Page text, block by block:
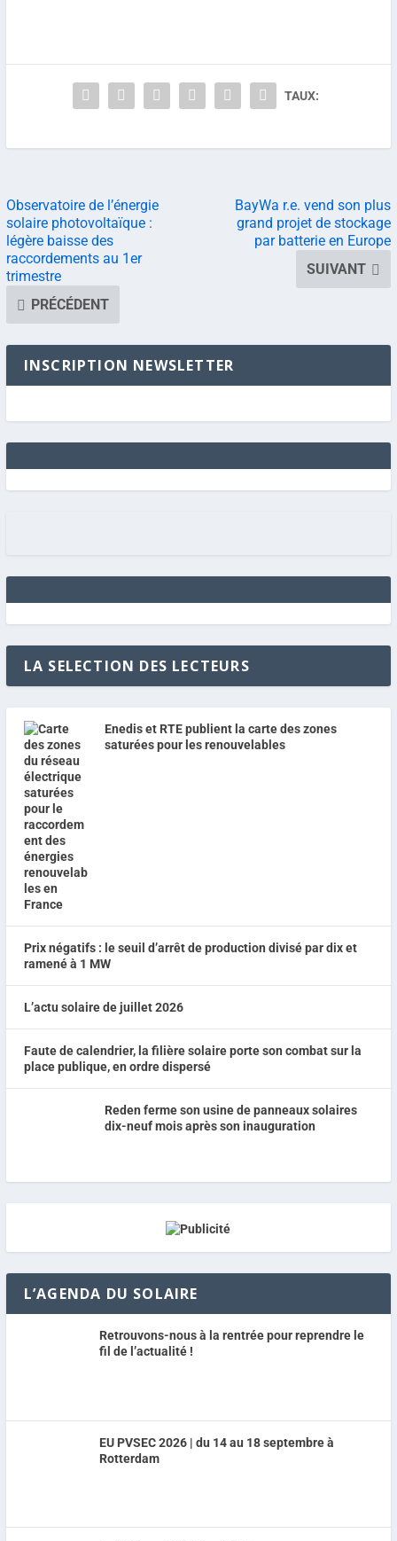
TAUX:
Observatoire de l’énergie
solaire photovoltaïque :
légère baisse des
raccordements au 1er
trimestre
PRÉCÉDENT
BayWa r.e. vend son plus
grand projet de stockage
par batterie en Europe
SUIVANT
INSCRIPTION NEWSLETTER
LA SELECTION DES LECTEURS
Enedis et RTE publient la carte des zones
saturées pour les renouvelables
Prix négatifs : le seuil d’arrêt de production divisé par dix et
ramené à 1 MW
L’actu solaire de juillet 2026
Faute de calendrier, la filière solaire porte son combat sur la
place publique, en ordre dispersé
Reden ferme son usine de panneaux solaires
dix-neuf mois après son inauguration
L’AGENDA DU SOLAIRE
Retrouvons-nous à la rentrée pour reprendre le
fil de l’actualité !
EU PVSEC 2026 | du 14 au 18 septembre à
Rotterdam